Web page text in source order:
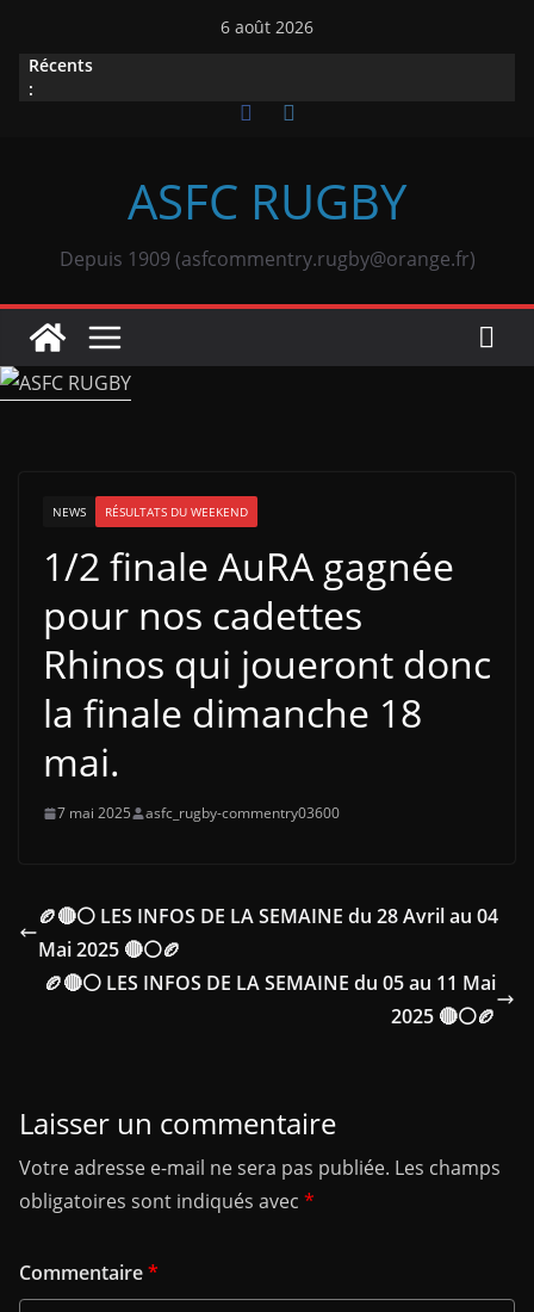
contenu
6 août 2026
Récents
:
ASFC RUGBY
Depuis 1909 (asfcommentry.rugby@orange.fr)
NEWS RÉSULTATS DU WEEKEND
1/2 finale AuRA gagnée
pour nos cadettes
Rhinos qui joueront donc
la finale dimanche 18
mai.
7 mai 2025 asfc_rugby-commentry03600
🏉🔴⚪ LES INFOS DE LA SEMAINE du 28 Avril au 04
Mai 2025 🔴⚪🏉
🏉🔴⚪ LES INFOS DE LA SEMAINE du 05 au 11 Mai
2025 🔴⚪🏉
Laisser un commentaire
Votre adresse e-mail ne sera pas publiée. Les champs
obligatoires sont indiqués avec *
Commentaire*